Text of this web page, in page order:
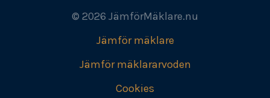
© 2026 JämförMäklare.nu
Jämför mäklare
Jämför mäklararvoden
Cookies